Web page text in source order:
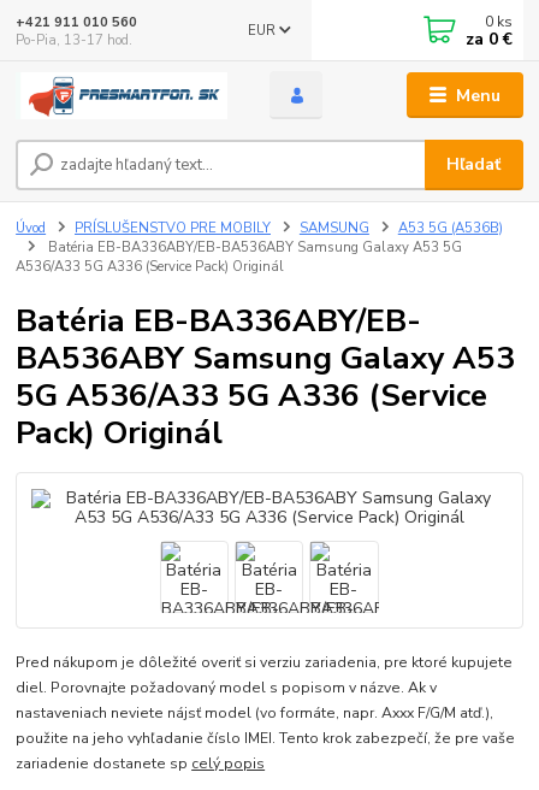
Menu
EUR
Hľadať
+421 911 010 560
Po-Pia, 13-17 hod.
0 ks
za 0 €
Úvod PRÍSLUŠENSTVO PRE MOBILY SAMSUNG
A53 5G (A536B)
Batéria EB-BA336ABY/EB-BA536ABY Samsung Galaxy A53 5G
A536/A33 5G A336 (Service Pack) Originál
Batéria EB-BA336ABY/EB-
BA536ABY Samsung Galaxy A53
5G A536/A33 5G A336 (Service
Pack) Originál
Pred nákupom je dôležité overiť si verziu zariadenia, pre ktoré kupujete
diel. Porovnajte požadovaný model s popisom v názve. Ak v
nastaveniach neviete nájsť model (vo formáte, napr. Axxx F/G/M atď.),
použite na jeho vyhľadanie číslo IMEI. Tento krok zabezpečí, že pre vaše
zariadenie dostanete sp celý popis